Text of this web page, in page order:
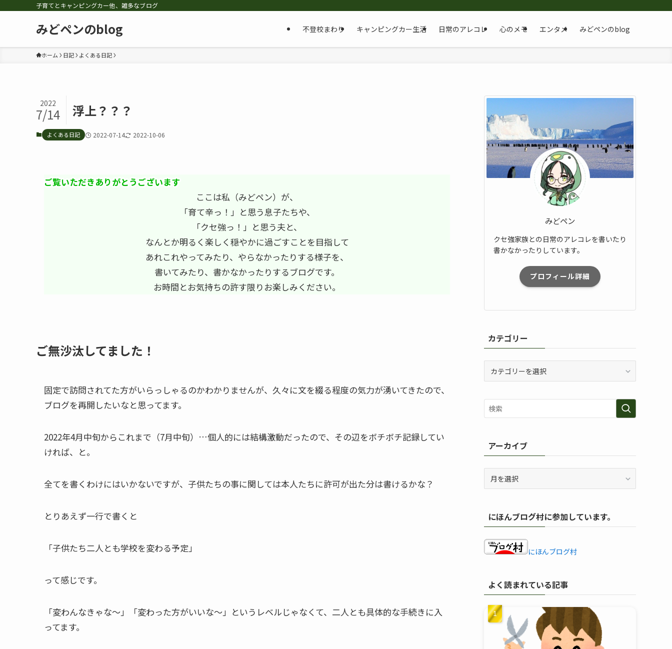
子育てとキャンピングカー他、雑多なブログ
みどペンのblog 不登校まわり キャンピングカー生活 日常のアレコレ 心のメモ エンタメ みどペンのblog
ホーム 日記 よくある日記
浮上？？？
2022
7/14
よくある日記 2022-07-14 2022-10-06
ご覧いただきありがとうございます
ここは私（みどペン）が、
「育て辛っ！」と思う息子たちや、
「クセ強っ！」と思う夫と、
なんとか明るく楽しく穏やかに過ごすことを目指して
あれこれやってみたり、やらなかったりする様子を、
書いてみたり、書かなかったりするブログです。
お時間とお気持ちの許す限りお楽しみください。
ご無沙汰してました！
固定で訪問されてた方がいらっしゃるのかわかりませんが、久々に文を綴る程度の気力が湧いてきたので、
ブログを再開したいなと思ってます。
2022年4月中旬からこれまで（7月中旬）…個人的には結構激動だったので、その辺をボチボチ記録してい
ければ、と。
全てを書くわけにはいかないですが、子供たちの事に関しては本人たちに許可が出た分は書けるかな？
とりあえず一行で書くと
「子供たち二人とも学校を変わる予定」
って感じです。
「変わんなきゃな～」「変わった方がいいな～」というレベルじゃなくて、二人とも具体的な手続きに入
ってます。
みどペン
クセ強家族との日常のアレコレを書いたり
書かなかったりしています。
プロフィール詳細
カテゴリー
リ
ー
アーカイブ
ブにほんブログ村に参加しています。
にほんブログ村
よく読まれている記事